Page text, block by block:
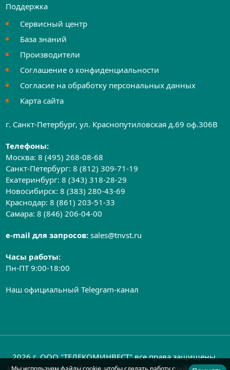
Поддержка
Сервисный центр
База знаний
Производители
Соглашение о конфиденциальности
Согласие на обработку персональных данных
Карта сайта
г. Санкт-Петербург, ул. Краснопутиловская д.69 оф.306B
Телефоны:
Москва:8 (495) 268-08-68
Санкт-Петербург:8 (812) 309-71-19
Екатеринбург:8 (343) 318-28-29
Новосибирск:8 (383) 280-43-69
Краснодар:8 (861) 203-51-33
Самара:8 (846) 206-04-00
e-mail для запросов:sales@tnvst.ru
Часы работы:
Пн-ПТ 9:00-18:00
Наш официальный Telegram-канал
2026 г. ООО "ТЕЛЕКОМИНВЕСТ" все права защищены.
Информация на сайте носит информационный характер